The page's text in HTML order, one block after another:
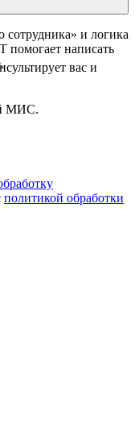
сотрудника» и логика
помогает написать
вас и
МИС.
политикой обработки